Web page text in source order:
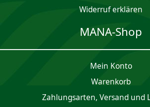
Widerruf erklären
MANA-Shop
Mein Konto
Waren­korb
Zahlungsarten, Versand und